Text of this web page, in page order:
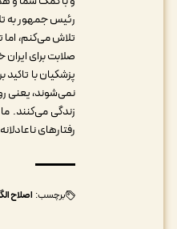
رئیس جمهور به
تلاش می‌کنم،
صلابت برای
پزشکیان با
نمی‌شوند، یعنی
زندگی می‌کنند.
رفتارهای
برچسب: اصلاح